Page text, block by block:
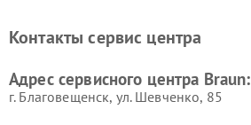
Контакты сервис центра
Адрес сервисного центра Braun:
г. Благовещенск, ул. Шевченко, 85